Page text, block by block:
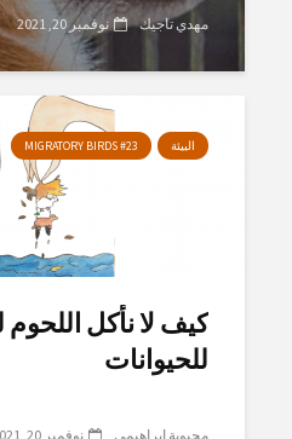
مهدي تاجيك نوفمبر 20, 2021
البيئة MIGRATORY BIRDS #23
كيف لا نأكل اللحوم
للحيوانات
محبوبة إبراهيمي نوفمبر 20, 2021